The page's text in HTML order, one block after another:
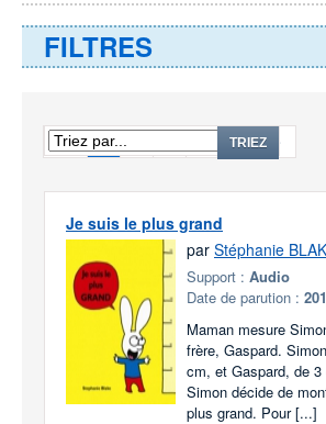
FILTRES
1 13
TRIEZ
Je suis le plus grand
par Stéphanie
Support : Audio
Date de parution :
Maman mesure
frère, Gaspard.
cm, et Gaspard, de
Simon décide de
plus grand. Pour [...]